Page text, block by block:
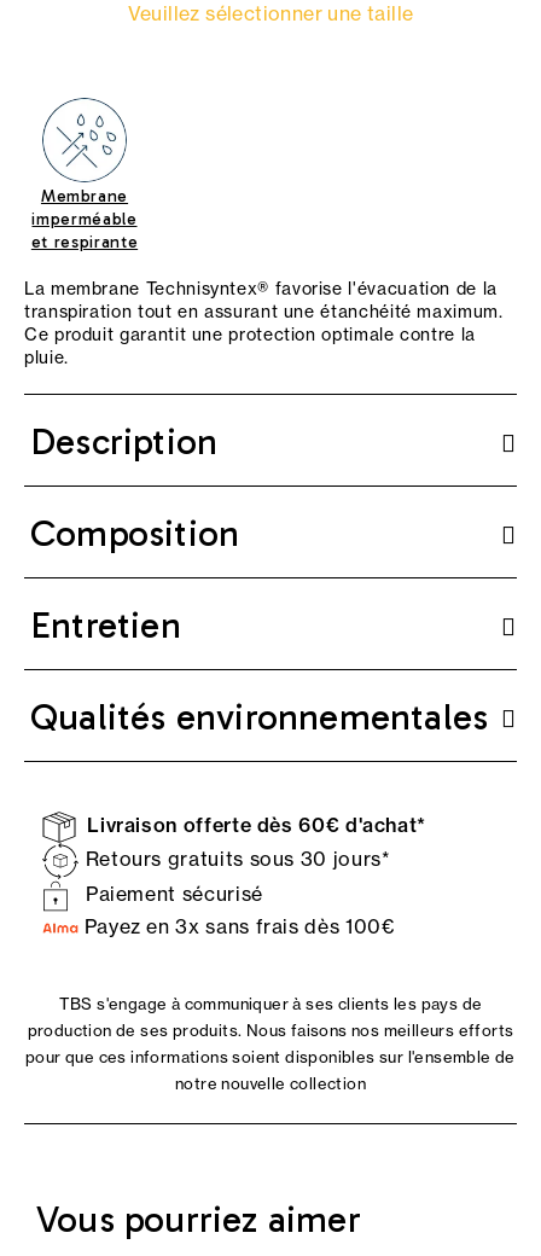
Veuillez sélectionner une taille
Membrane
imperméable
et respirante
La membrane Technisyntex® favorise l'évacuation de la
transpiration tout en assurant une étanchéité maximum.
Ce produit garantit une protection optimale contre la
pluie.
Description
Composition
Entretien
Qualités environnementales
Livraison offerte dès 60€ d'achat*
Retours gratuits sous 30 jours*
Paiement sécurisé
Payez en 3x sans frais dès 100€
TBS s'engage à communiquer à ses clients les pays de
production de ses produits. Nous faisons nos meilleurs efforts
pour que ces informations soient disponibles sur l'ensemble de
notre nouvelle collection
Vous pourriez aimer